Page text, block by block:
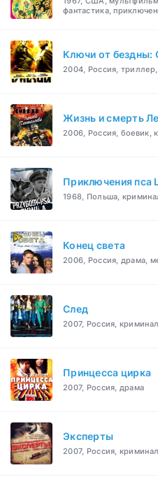
фантастика,
Ключи от бездны:
2004, Россия,
Жизнь и смерть
2006, Россия, боевик,
Приключения пса
1968, Польша,
Конец света
2006, Россия, драма,
След
2007, Россия,
Принцесса цирка
2007, Россия, драма
Эксперты
2007, Россия,